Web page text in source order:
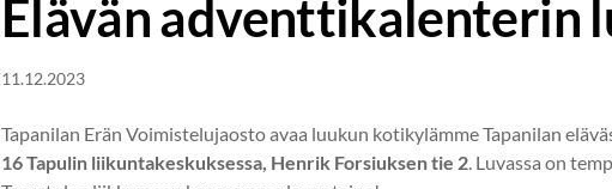
Elävän adventtikalenterin
11.12.2023
Tapanilan Erän Voimistelujaosto avaa luukun kotikylämme Tapanilan
16 Tapulin liikuntakeskuksessa, Henrik Forsiuksen tie 2. Luvassa on